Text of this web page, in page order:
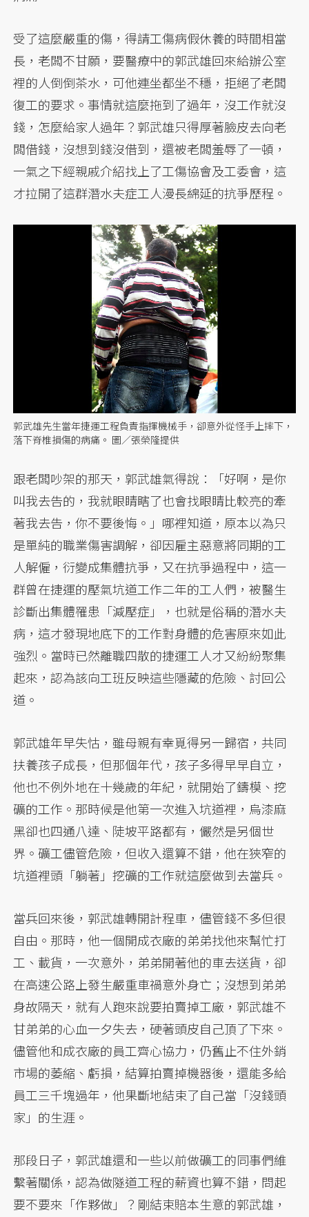
受了這麼嚴重的傷，得請工傷病假休養的時間相當
長，老闆不甘願，要醫療中的郭武雄回來給辦公室
裡的人倒倒茶水，可他連坐都坐不穩，拒絕了老闆
復工的要求。事情就這麼拖到了過年，沒工作就沒
錢，怎麼給家人過年？郭武雄只得厚著臉皮去向老
闆借錢，沒想到錢沒借到，還被老闆羞辱了一頓，
一氣之下經親戚介紹找上了工傷協會及工委會，這
才拉開了這群潛水夫症工人漫長綿延的抗爭歷程。
郭武雄先生當年捷運工程負責指揮機械手，卻意外從怪手上摔下，
落下脊椎損傷的病痛。 圖／張榮隆提供
跟老闆吵架的那天，郭武雄氣得說：「好啊，是你
叫我去告的，我就眼睛瞎了也會找眼睛比較亮的牽
著我去告，你不要後悔。」哪裡知道，原本以為只
是單純的職業傷害調解，卻因雇主惡意將同期的工
人解僱，衍變成集體抗爭，又在抗爭過程中，這一
群曾在捷運的壓氣坑道工作二年的工人們，被醫生
診斷出集體罹患「減壓症」，也就是俗稱的潛水夫
病，這才發現地底下的工作對身體的危害原來如此
強烈。當時已然離職四散的捷運工人才又紛紛聚集
起來，認為該向工班反映這些隱藏的危險、討回公
道。
郭武雄年早失怙，雖母親有幸覓得另一歸宿，共同
扶養孩子成長，但那個年代，孩子多得早早自立，
他也不例外地在十幾歲的年紀，就開始了鑄模、挖
礦的工作。那時候是他第一次進入坑道裡，烏漆麻
黑卻也四通八達、陡坡平路都有，儼然是另個世
界。礦工儘管危險，但收入還算不錯，他在狹窄的
坑道裡頭「躺著」挖礦的工作就這麼做到去當兵。
當兵回來後，郭武雄轉開計程車，儘管錢不多但很
自由。那時，他一個開成衣廠的弟弟找他來幫忙打
工、載貨，一次意外，弟弟開著他的車去送貨，卻
在高速公路上發生嚴重車禍意外身亡；沒想到弟弟
身故隔天，就有人跑來說要拍賣掉工廠，郭武雄不
甘弟弟的心血一夕失去，硬著頭皮自己頂了下來。
儘管他和成衣廠的員工齊心協力，仍舊止不住外銷
市場的萎縮、虧損，結算拍賣掉機器後，還能多給
員工三千塊過年，他果斷地結束了自己當「沒錢頭
家」的生涯。
那段日子，郭武雄還和一些以前做礦工的同事們維
繫著關係，認為做隧道工程的薪資也算不錯，問起
要不要來「作夥做」？剛結束賠本生意的郭武雄，